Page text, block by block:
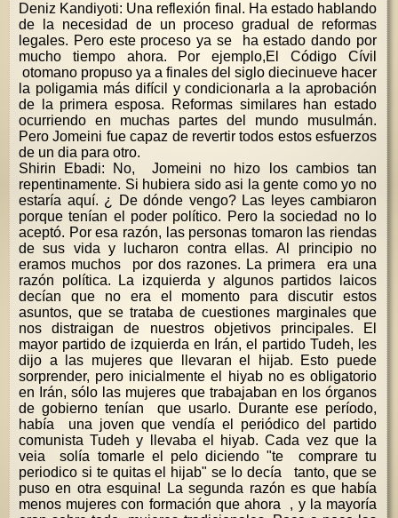
Deniz Kandiyoti: Una reflexión final. Ha estado hablando
de la necesidad de un proceso gradual de reformas
legales. Pero este proceso ya se ha estado dando por
mucho tiempo ahora. Por ejemplo,El Código Cívil
otomano propuso ya a finales del siglo diecinueve hacer
la poligamia más difícil y condicionarla a la aprobación
de la primera esposa. Reformas similares han estado
ocurriendo en muchas partes del mundo musulmán.
Pero Jomeini fue capaz de revertir todos estos esfuerzos
de un dia para otro.
Shirin Ebadi: No, Jomeini no hizo los cambios tan
repentinamente. Si hubiera sido asi la gente como yo no
estaría aquí. ¿ De dónde vengo? Las leyes cambiaron
porque tenían el poder político. Pero la sociedad no lo
aceptó. Por esa razón, las personas tomaron las riendas
de sus vida y lucharon contra ellas. Al principio no
eramos muchos por dos razones. La primera era una
razón política. La izquierda y algunos partidos laicos
decían que no era el momento para discutir estos
asuntos, que se trataba de cuestiones marginales que
nos distraigan de nuestros objetivos principales. El
mayor partido de izquierda en Irán, el partido Tudeh, les
dijo a las mujeres que llevaran el hijab. Esto puede
sorprender, pero inicialmente el hiyab no es obligatorio
en Irán, sólo las mujeres que trabajaban en los órganos
de gobierno tenían que usarlo. Durante ese período,
había una joven que vendía el periódico del partido
comunista Tudeh y llevaba el hiyab. Cada vez que la
veia solía tomarle el pelo diciendo "te comprare tu
periodico si te quitas el hijab" se lo decía tanto, que se
puso en otra esquina! La segunda razón es que había
menos mujeres con formación que ahora , y la mayoría